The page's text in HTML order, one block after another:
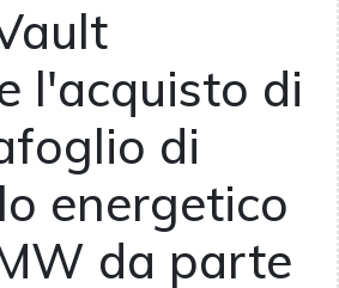
l'acquisto di
di
energetico
da parte